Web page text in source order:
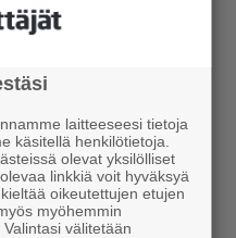
Provisiota ei myynnistä
aallossa liike
Syksyyn
oli kuitenkin jo kurottu
laitteeseesi tietoja
käsitellä henkilötietoja.
olevat yksilölliset
linkkiä voit hyväksyä
oikeutettujen etujen
myöhemmin
välitetään